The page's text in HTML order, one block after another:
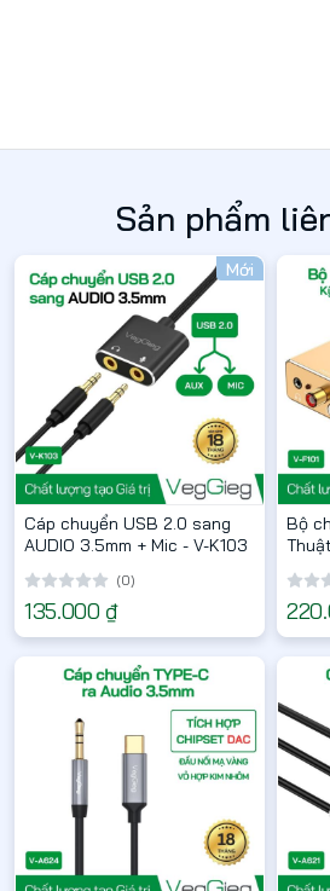
Sản phẩm
Mới
Cáp chuyển USB 2.0 sang
AUDIO 3.5mm + Mic - V-K103
(0)
135.000 ₫
Bộ